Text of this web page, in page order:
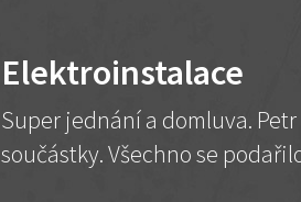
Elektroinstalace
Super jednání a domluva.
součástky. Všechno se